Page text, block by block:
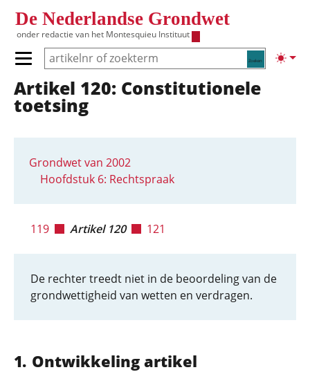
De Nederlandse Grondwet
onder redactie van het Montesquieu Instituut
Zoeken
Primair menu tonen/verbergen
Hoofdnavigatie
Artikel 120: Constitutionele
toetsing
Grondwet van 2002
Hoofdstuk 6: Rechtspraak
119 Artikel 120 121
De rechter treedt niet in de beoordeling van de
grondwettigheid van wetten en verdragen.
Ontwikkeling artikel